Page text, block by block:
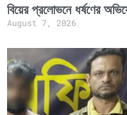
বিয়ের প্রলোভনে ধর্ষণের
August 7, 2026